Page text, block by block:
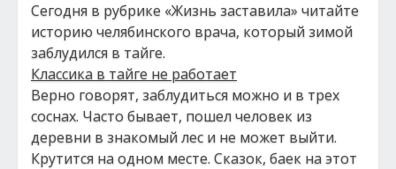
Сегодня в рубрике «Жизнь заставила» читайте
историю челябинского врача, который зимой
заблудился в тайге.
Классика в тайге не работает
Верно говорят, заблудиться можно и в трех
соснах. Часто бывает, пошел человек из
деревни в знакомый лес и не может выйти.
Крутится на одном месте. Сказок, баек на этот